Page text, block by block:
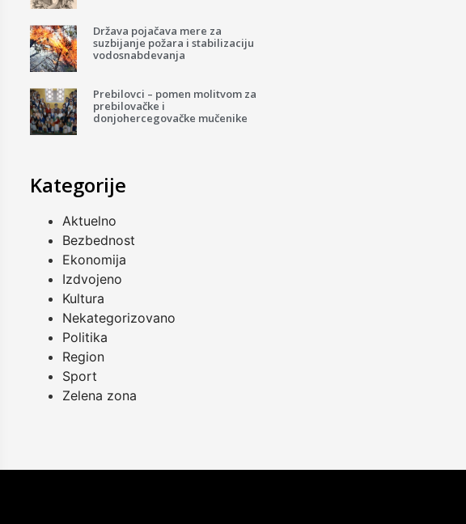
Država pojačava mere za
suzbijanje požara i stabilizaciju
vodosnabdevanja
Prebilovci – pomen molitvom za
prebilovačke i
donjohercegovačke mučenike
Kategorije
Aktuelno
Bezbednost
Ekonomija
Izdvojeno
Kultura
Nekategorizovano
Politika
Region
Sport
Zelena zona